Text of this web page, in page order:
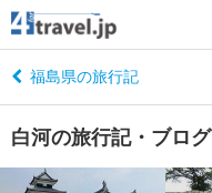
福島県の旅行記
白河の旅行記・ブログ